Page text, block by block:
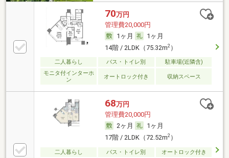
70万円
管理費20,000円
1ヶ月
1ヶ月
14階 / 2LDK（75.32m2）
二人暮らし バス・トイレ別
駐車場(近隣含)
モニタ付インターホ
ン
オートロック付き 収納スペース
68万円
管理費20,000円
2ヶ月
1ヶ月
17階 / 2LDK（72.52m2）
二人暮らし バス・トイレ別
オートロック付き